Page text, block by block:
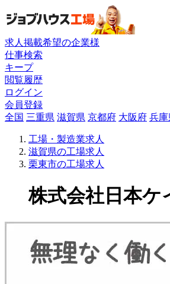
求人掲載希望の企業様
仕事検索
キープ
閲覧履歴
ログイン
会員登録
全国 三重県 滋賀県 京都府 大阪府 兵庫
工場・製造業求人
滋賀県の工場求人
栗東市の工場求人
株式会社日本ケ